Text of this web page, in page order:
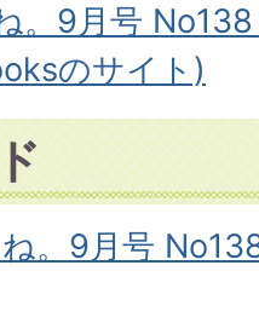
。9月号
のサイト)
。9月号